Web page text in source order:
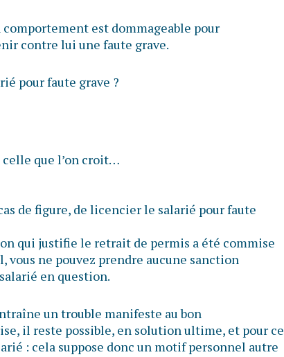
est dommageable pour
contre lui une faute grave.
pour faute grave ?
celle que l’on croit…
de figure, de licencier le salarié pour faute
qui justifie le retrait de permis a été commise
vous ne pouvez prendre aucune sanction
en question.
un trouble manifeste au bon
il reste possible, en solution ultime, et pour ce
: cela suppose donc un motif personnel autre